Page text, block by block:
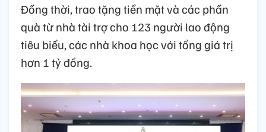
Đồng thời, trao tặng tiền mặt và các phần
quà từ nhà tài trợ cho 123 người lao động
tiêu biểu, các nhà khoa học với tổng giá trị
hơn 1 tỷ đồng.